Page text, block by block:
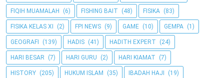
FIQIH MUAMALAH (6) FISHING BAIT (48) FISIKA (83)
FISIKA KELAS XI (2) FPI NEWS (9) GAME (10) GEMPA (1)
GEOGRAFI (139) HADIS (41) HADITH EXPERT (24)
HARI BESAR (7) HARI GURU (2) HARI KIAMAT (7)
HISTORY (205) HUKUM ISLAM (35) IBADAH HAJI (19)